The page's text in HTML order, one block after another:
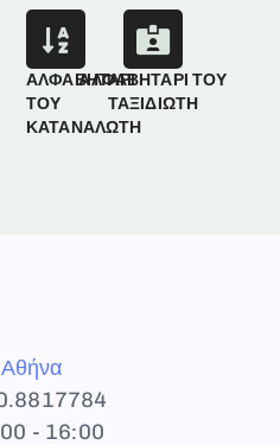
ΑΛΦΑΒΗΤΑΡΙ
ΤΟΥ
ΚΑΤΑΝΑΛΩΤΗ
ΑΛΦΑΒΗΤΑΡΙ ΤΟΥ
ΤΑΞΙΔΙΩΤΗ
- 16:00